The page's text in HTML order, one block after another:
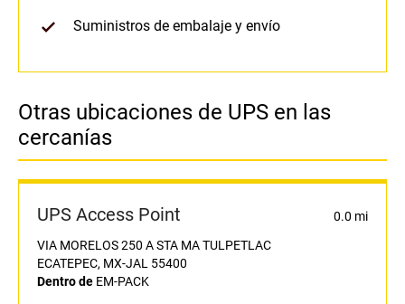
Suministros de embalaje y envío
Otras ubicaciones de UPS en las
cercanías
UPS Access Point
0.0 mi
VIA MORELOS 250 A STA MA TULPETLAC
ECATEPEC, MX-JAL 55400
Dentro de EM-PACK